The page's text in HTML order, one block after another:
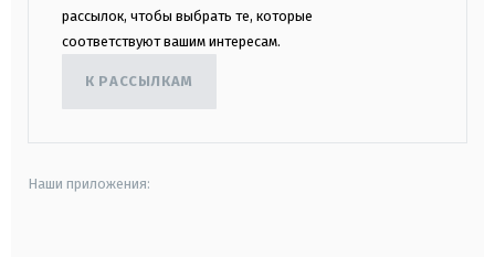
рассылок, чтобы выбрать те, которые
соответствуют вашим интересам.
К РАССЫЛКАМ
Наши приложения: